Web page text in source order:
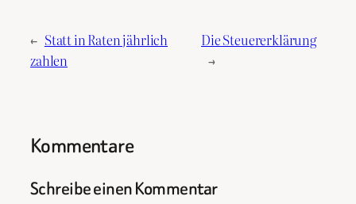
← Statt in Raten jährlich
zahlen
Die Steuererklärung
→
Kommentare
Schreibe einen Kommentar